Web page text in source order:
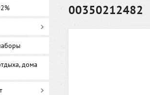
дома
00350212482